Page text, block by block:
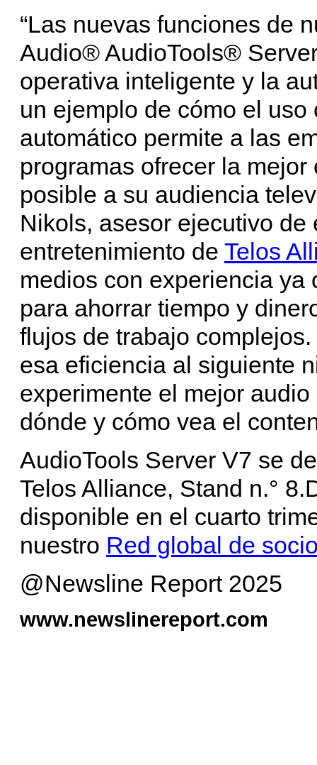
“Las nuevas funciones de
Audio® AudioTools®
operativa inteligente y la
un ejemplo de cómo el
automático permite a las
programas ofrecer la
posible a su audiencia
Nikols, asesor ejecutivo
entretenimiento de Telos
medios con experiencia ya
para ahorrar tiempo y
flujos de trabajo
esa eficiencia al siguiente
experimente el mejor
dónde y cómo vea el
AudioTools Server V7 se
Telos Alliance, Stand n.°
disponible en el cuarto
nuestro Red global de
@Newsline Report 2025
www.newslinereport.com